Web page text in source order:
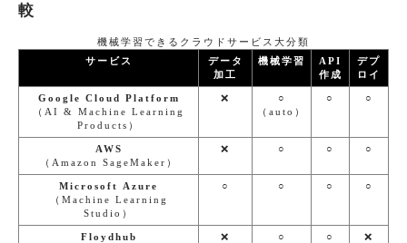
較
機械学習できるクラウドサービス大分類
サービス
データ
加工
機械学習
API
作成
デプ
ロイ
Google Cloud Platform
（AI & Machine Learning
Products）
❌
○
（auto）
○ ○
AWS
（Amazon SageMaker）
❌ ○ ○ ○
Microsoft Azure
（Machine Learning
Studio）
○ ○ ○ ○
Floydhub ❌ ○ ○ ❌